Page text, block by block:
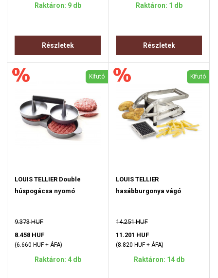
Raktáron: 9 db
Részletek
Raktáron: 1 db
Részletek
Kifutó
LOUIS TELLIER Double
húspogácsa nyomó
9.373 HUF
8.458 HUF
(6.660 HUF + ÁFA)
Raktáron: 4 db
Kifutó
LOUIS TELLIER
hasábburgonya vágó
14.251 HUF
11.201 HUF
(8.820 HUF + ÁFA)
Raktáron: 14 db